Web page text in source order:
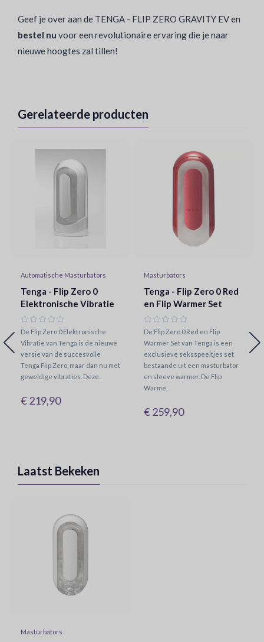
Geef je over aan de TENGA - FLIP ZERO GRAVITY EV en
bestel nu voor een revolutionaire ervaring die je naar
nieuwe hoogtes zal tillen!
Gerelateerde producten
Automatische Masturbators
Tenga - Flip Zero 0
Elektronische Vibratie
De Flip Zero 0 Elektronische
Vibratie van Tenga is de nieuwe
versie van de succesvolle
Tenga Flip Zero, maar dan nu met
geweldige vibraties. Deze..
€ 219,90
Masturbators
Tenga - Flip Zero 0 Red
en Flip Warmer Set
De Flip Zero 0 Red en Flip
Warmer Set van Tenga is een
exclusieve seksspeeltjes set
bestaande uit een masturbator
en sleeve warmer. De Flip
Warme..
€ 259,90
Laatst Bekeken
Masturbators